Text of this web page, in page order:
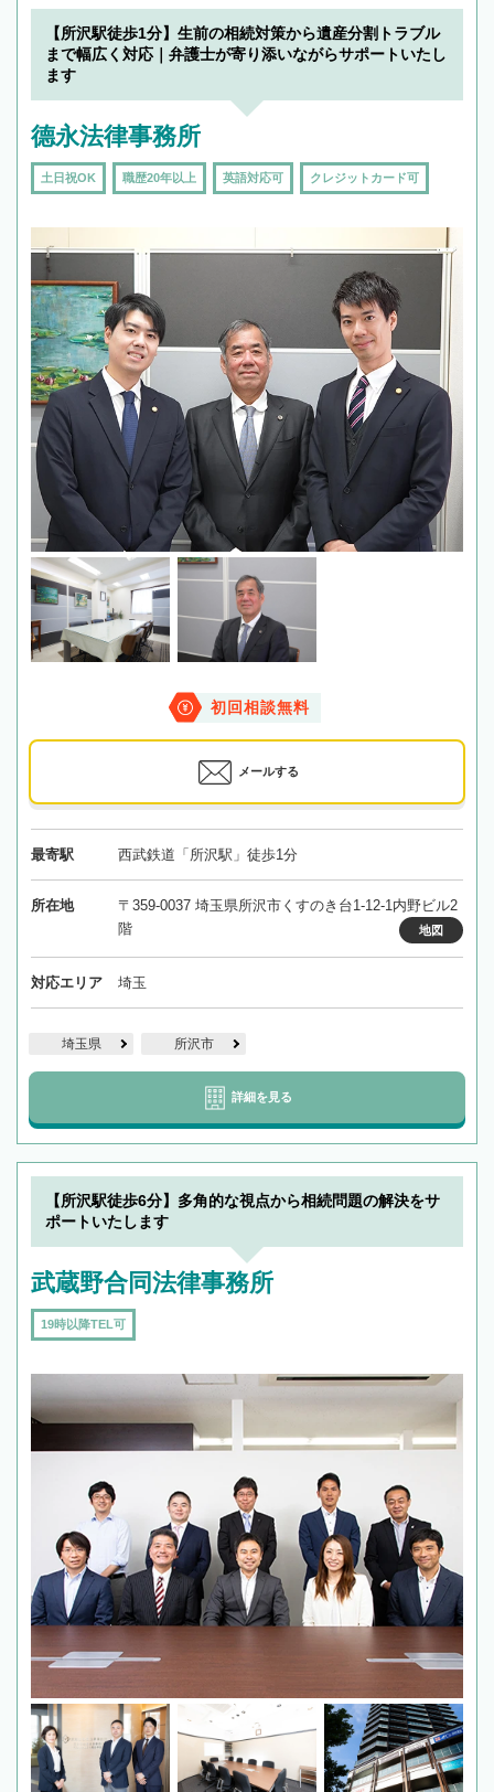
【所沢駅徒歩1分】生前の相続対策から遺産分割トラブル
まで幅広く対応｜弁護士が寄り添いながらサポートいたし
ます
德永法律事務所
土日祝OK 職歴20年以上 英語対応可 クレジットカード可
初回相談無料
メールする
最寄駅 西武鉄道「所沢駅」徒歩1分
所在地
〒359-0037 埼玉県所沢市くすのき台1-12-1内野ビル2
階
地図
対応エリア 埼玉
埼玉県 所沢市
詳細を見る
【所沢駅徒歩6分】多角的な視点から相続問題の解決をサ
ポートいたします
武蔵野合同法律事務所
19時以降TEL可